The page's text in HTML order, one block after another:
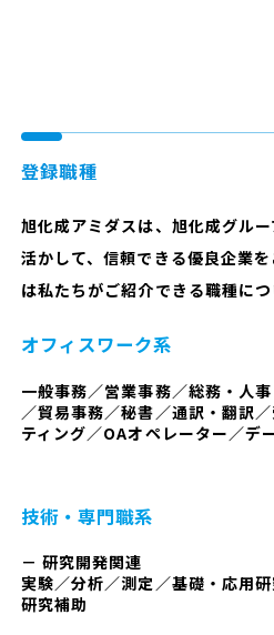
登録職種
旭化成アミダスは、旭化成グル
活かして、信頼できる優良企業
は私たちがご紹介できる職種につ
オフィスワーク系
一般事務／営業事務／総務・人
／貿易事務／秘書／通訳・翻訳
ティング／OAオペレーター／デ
技術・専門職系
－ 研究開発関連
実験／分析／測定／基礎・応用
研究補助